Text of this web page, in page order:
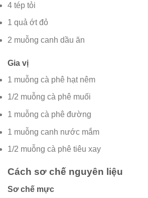
4 tép tỏi
1 quả ớt đỏ
2 muỗng canh dầu ăn
Gia vị
1 muỗng cà phê hạt nêm
1/2 muỗng cà phê muối
1 muỗng cà phê đường
1 muỗng canh nước mắm
1/2 muỗng cà phê tiêu xay
Cách sơ chế nguyên liệu
Sơ chế mực